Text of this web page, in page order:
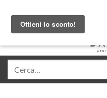
content